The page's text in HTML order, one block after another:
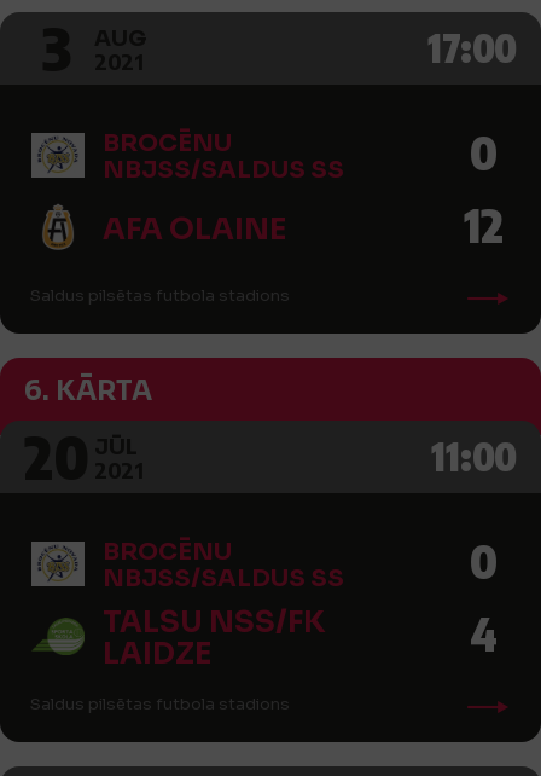
17:00
BROCĒNU
NBJSS/SALDUS SS
0
AFA OLAINE 12
Saldus pilsētas futbola stadions
6. KĀRTA
11:00
BROCĒNU
NBJSS/SALDUS SS
0
TALSU NSS/FK
LAIDZE
4
Saldus pilsētas futbola stadions